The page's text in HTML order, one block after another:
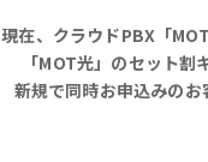
現在、クラウドPBX「
「MOT光」のセット割
新規で同時お申込みの